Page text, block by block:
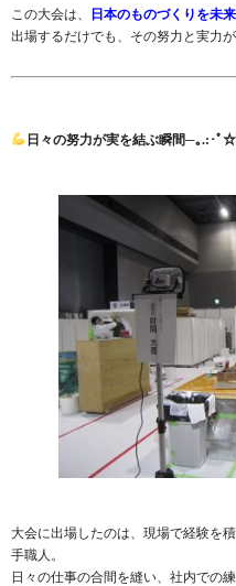
この大会は、 日本のものづくりを未
出場するだけでも、その努力と実力
日々の努力が実を結ぶ瞬間─｡.:･ﾟ☆
大会に出場したのは、現場で経験を
手職人。
日々の仕事の合間を縫い、社内での